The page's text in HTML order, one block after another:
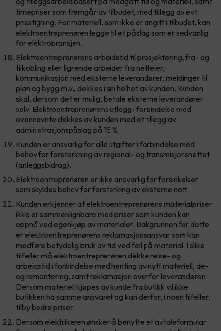
timepriser som fremgår av tilbudet, med tillegg av evt.
prisstigning. For materiell, som ikke er angitt i tilbudet, kan
elektroentreprenøren legge til et påslag som er sedvanlig
for elektrobransjen.
Elektroentreprenørens arbeidstid til prosjektering, fra- og
tilkobling eller lignende arbeider fra netteier,
kommunikasjon med eksterne leverandører, meldinger til
plan og bygg m.v., dekkes i sin helhet av kunden. Kunden
skal, dersom det er mulig, betale eksterne leverandører
selv. Elektroentreprenørens utlegg i forbindelse med
ovennevnte dekkes av kunden med et tillegg av
administrasjonspåslag på 15 %.
Kunden er ansvarlig for alle utgifter i forbindelse med
behov for forsterkning av regional- og transmisjonsnettet
(anleggsbidrag).
Elektroentreprenøren er ikke ansvarlig for forsinkelser
som skyldes behov for forsterking av eksterne nett.
Kunden erkjenner at elektroentreprenørens materialpriser
ikke er sammenlignbare med priser som kunden kan
oppnå ved egenkjøp av materialer. Bakgrunnen for dette
er elektroentreprenørens reklamasjonsansvar som kan
medføre betydelig bruk av tid ved feil på material. I slike
tilfeller må elektroentreprenøren dekke reise- og
arbeidstid i forbindelse med henting av nytt materiell, de-
og remontering, samt reklamasjon overfor leverandøren.
Dersom materiell kjøpes av kunde fra butikk vil ikke
butikken ha samme ansvaret og kan derfor, i noen tilfeller,
tilby bedre priser.
Dersom elektrikeren ønsker å benytte et avtaleformular